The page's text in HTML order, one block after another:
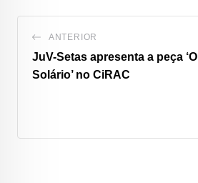
ANTERIOR
JuV-Setas apresenta a peça ‘O
Solário’ no CiRAC